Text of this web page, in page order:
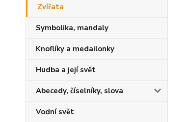
Zvířata
Symbolika, mandaly
Knoflíky a medailonky
Hudba a její svět
Abecedy, číselníky, slova
Vodní svět